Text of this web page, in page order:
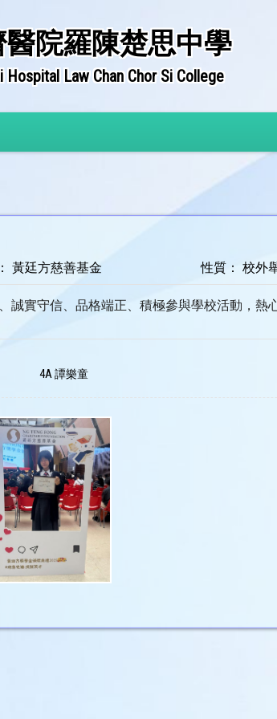
醫院羅陳楚思中學
Hospital Law Chan Chor Si College
黃廷方慈善基金 性質： 校外
實守信、品格端正、積極參與學校活動，熱
4A 譚樂童